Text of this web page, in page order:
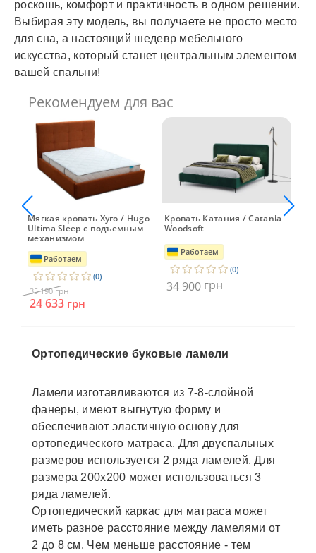
роскошь, комфорт и практичность в одном решении.
Выбирая эту модель, вы получаете не просто место
для сна, а настоящий шедевр мебельного
искусства, который станет центральным элементом
вашей спальни!
Рекомендуем для вас
Мягкая кровать Хуго / Hugo
Ultima Sleep с подъемным
механизмом
Работаем
(0)
35 190грн
24 633 грн
Кровать Катания / Catania
Woodsoft
Работаем
(0)
34 900 грн
Ортопедические буковые ламели
Ламели изготавливаются из 7-8-слойной
фанеры, имеют выгнутую форму и
обеспечивают эластичную основу для
ортопедического матраса. Для двуспальных
размеров используется 2 ряда ламелей. Для
размера 200х200 может использоваться 3
ряда ламелей.
Ортопедический каркас для матраса может
иметь разное расстояние между ламелями от
2 до 8 см. Чем меньше расстояние - тем